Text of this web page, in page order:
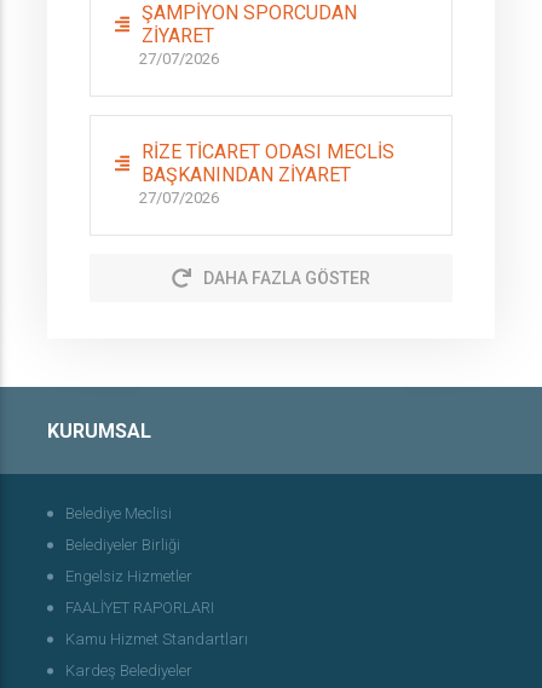
ŞAMPİYON SPORCUDAN
ZİYARET
27/07/2026
RİZE TİCARET ODASI MECLİS
BAŞKANINDAN ZİYARET
27/07/2026
DAHA FAZLA GÖSTER
KURUMSAL
Belediye Meclisi
Belediyeler Birliği
Engelsiz Hizmetler
FAALİYET RAPORLARI
Kamu Hizmet Standartları
Kardeş Belediyeler